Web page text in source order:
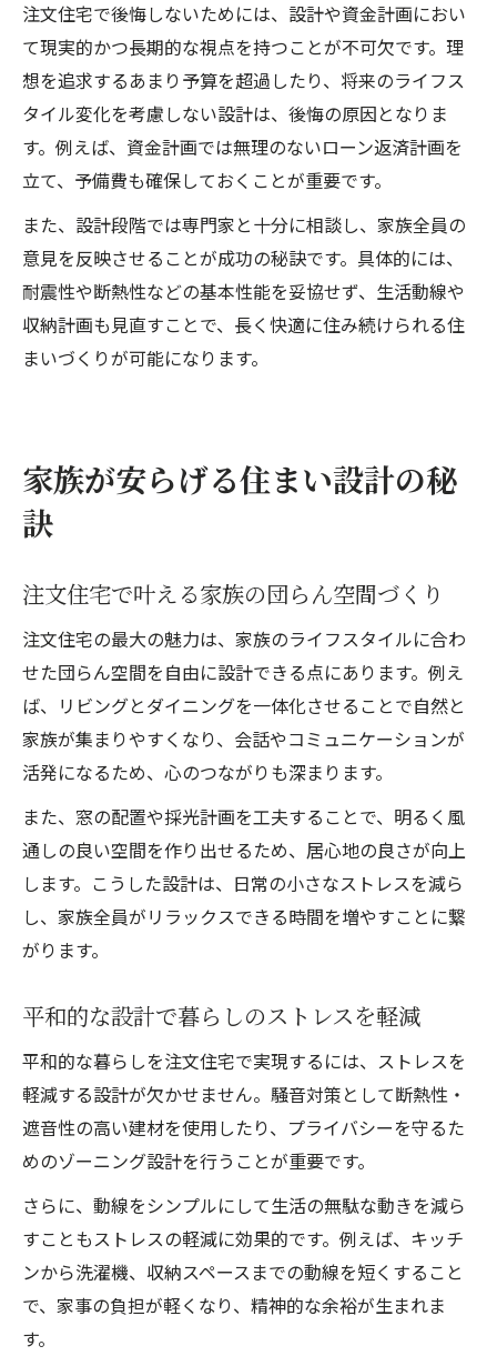
注文住宅で後悔しないためには、設計や資金計画におい
て現実的かつ長期的な視点を持つことが不可欠です。理
想を追求するあまり予算を超過したり、将来のライフス
タイル変化を考慮しない設計は、後悔の原因となりま
す。例えば、資金計画では無理のないローン返済計画を
立て、予備費も確保しておくことが重要です。
また、設計段階では専門家と十分に相談し、家族全員の
意見を反映させることが成功の秘訣です。具体的には、
耐震性や断熱性などの基本性能を妥協せず、生活動線や
収納計画も見直すことで、長く快適に住み続けられる住
まいづくりが可能になります。
家族が安らげる住まい設計の秘
訣
注文住宅で叶える家族の団らん空間づくり
注文住宅の最大の魅力は、家族のライフスタイルに合わ
せた団らん空間を自由に設計できる点にあります。例え
ば、リビングとダイニングを一体化させることで自然と
家族が集まりやすくなり、会話やコミュニケーションが
活発になるため、心のつながりも深まります。
また、窓の配置や採光計画を工夫することで、明るく風
通しの良い空間を作り出せるため、居心地の良さが向上
します。こうした設計は、日常の小さなストレスを減ら
し、家族全員がリラックスできる時間を増やすことに繋
がります。
平和的な設計で暮らしのストレスを軽減
平和的な暮らしを注文住宅で実現するには、ストレスを
軽減する設計が欠かせません。騒音対策として断熱性・
遮音性の高い建材を使用したり、プライバシーを守るた
めのゾーニング設計を行うことが重要です。
さらに、動線をシンプルにして生活の無駄な動きを減ら
すこともストレスの軽減に効果的です。例えば、キッチ
ンから洗濯機、収納スペースまでの動線を短くすること
で、家事の負担が軽くなり、精神的な余裕が生まれま
す。